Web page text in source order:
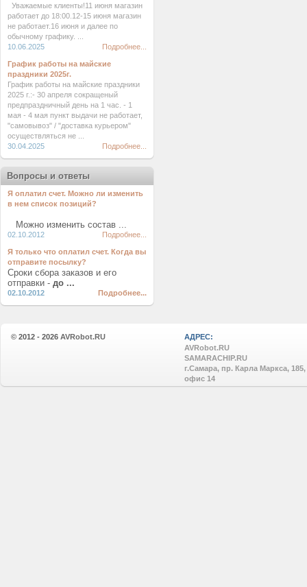
Уважаемые клиенты!11 июня магазин
работает до 18:00.12-15 июня магазин
не работает.16 июня и далее по
обычному графику. ...
10.06.2025
Подробнее...
График работы на майские
праздники 2025г.
График работы на майские праздники
2025 г.:- 30 апреля сокращеный
предпраздничный день на 1 час. - 1
мая - 4 мая пункт выдачи не работает,
"самовывоз" / "доставка курьером"
осуществляться не ...
30.04.2025
Подробнее...
Вопросы и ответы
Я оплатил счет. Можно ли изменить
в нем список позиций?
Можно изменить состав ...
02.10.2012 Подробнее...
Я только что оплатил счет. Когда вы
отправите посылку?
Сроки сбора заказов и его
отправки - до ...
02.10.2012 Подробнее...
© 2012 - 2026 AVRobot.RU
АДРЕС:
AVRobot.RU
SAMARACHIP.RU
г.Самара, пр. Карла Маркса, 185,
офис 14